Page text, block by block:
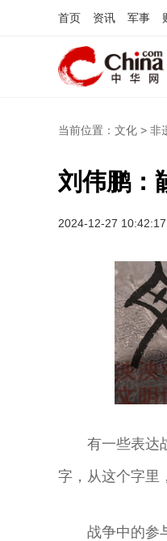
首页 资讯 军事
当前位置： 文化 > 非
刘伟鹏：
2024-12-27 10:42:17
有一些表达
字，从这个字里
战争中的参